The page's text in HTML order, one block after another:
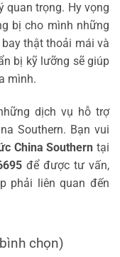
quan trọng. Hy vọng
bị cho mình những
thật thoải mái và
bị kỹ lưỡng sẽ giúp
mình.
dịch vụ hỗ trợ
Southern. Bạn vui
China Southern tại
để được tư vấn,
phải liên quan đến
chọn)